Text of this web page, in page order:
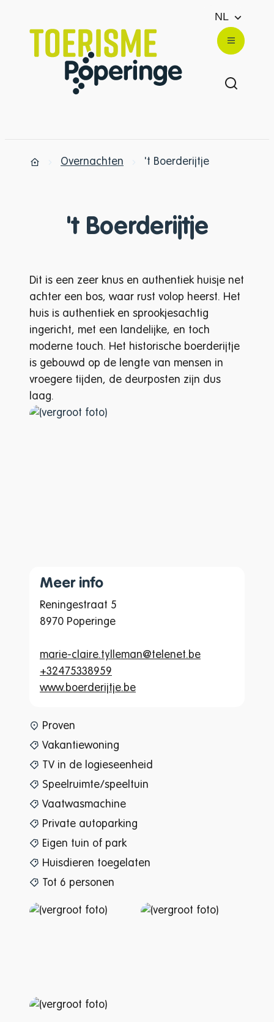
NL
Toerisme Poperinge
Zoek
Menu
Startpagina
Overnachten 't Boerderijtje
't Boerderijtje
Dit is een zeer knus en authentiek huisje net
achter een bos, waar rust volop heerst. Het
huis is authentiek en sprookjesachtig
ingericht, met een landelijke, en toch
moderne touch. Het historische boerderijtje
is gebouwd op de lengte van mensen in
vroegere tijden, de deurposten zijn dus
laag.
Meer info
Reningestraat 5
8970 Poperinge
marie-claire.tylleman@telenet.be
+32475338959
www.boerderijtje.be
www-page-content-item-
Proven
Vakantiewoning
TV in de logieseenheid
Speelruimte/speeltuin
Vaatwasmachine
Private autoparking
Eigen tuin of park
Huisdieren toegelaten
Tot 6 personen